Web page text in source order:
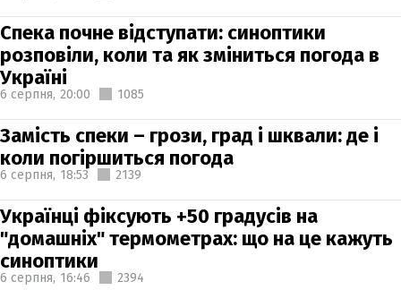
Спека почне відступати: синоптики
розповіли, коли та як зміниться погода в
Україні
6 серпня, 20:00 1085
Замість спеки – грози, град і шквали: де і
коли погіршиться погода
6 серпня, 18:53 2139
Українці фіксують +50 градусів на
"домашніх" термометрах: що на це кажуть
синоптики
6 серпня, 16:46 2394